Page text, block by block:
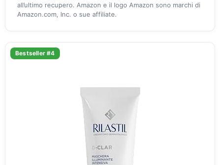
all’ultimo recupero. Amazon e il logo Amazon sono marchi di
Amazon.com, Inc. o sue affiliate.
Bestseller #4